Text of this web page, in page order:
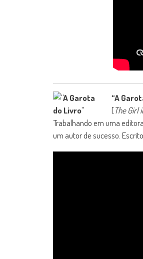
“A
[The Girl
Trabalhando em uma
um autor de sucesso.